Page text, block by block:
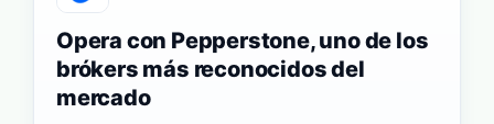
Opera con Pepperstone, uno de los
brókers más reconocidos del
mercado